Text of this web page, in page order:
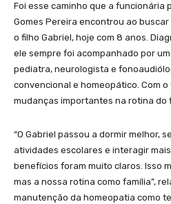
Foi esse caminho que a funcionária
Gomes Pereira encontrou ao
o filho Gabriel, hoje com 8 anos.
ele sempre foi acompanhado por
pediatra, neurologista e
convencional e homeopático. Com
mudanças importantes na rotina do
“O Gabriel passou a dormir melhor,
atividades escolares e interagir
benefícios foram muito claros. Isso
mas a nossa rotina como família”,
manutenção da homeopatia como